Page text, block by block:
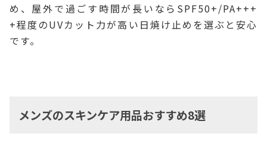
め、屋外で過ごす時間が長いならSPF50+/PA+++
+程度のUVカット力が高い日焼け止めを選ぶと安心
です。
メンズのスキンケア用品おすすめ8選